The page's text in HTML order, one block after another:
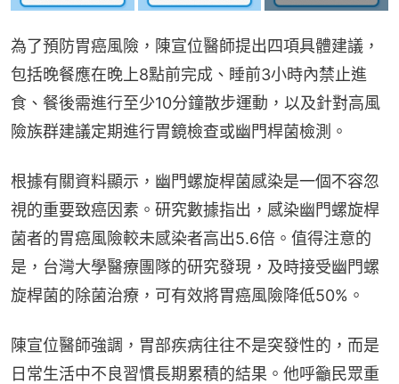
為了預防胃癌風險，陳宣位醫師提出四項具體建議，
包括晚餐應在晚上8點前完成、睡前3小時內禁止進
食、餐後需進行至少10分鐘散步運動，以及針對高風
險族群建議定期進行胃鏡檢查或幽門桿菌檢測。
根據有關資料顯示，幽門螺旋桿菌感染是一個不容忽
視的重要致癌因素。研究數據指出，感染幽門螺旋桿
菌者的胃癌風險較未感染者高出5.6倍。值得注意的
是，台灣大學醫療團隊的研究發現，及時接受幽門螺
旋桿菌的除菌治療，可有效將胃癌風險降低50%。
陳宣位醫師強調，胃部疾病往往不是突發性的，而是
日常生活中不良習慣長期累積的結果。他呼籲民眾重